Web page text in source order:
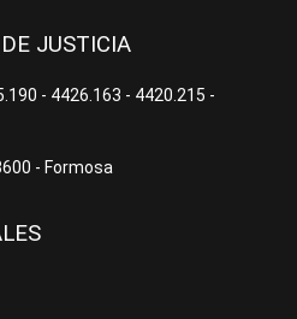
JUSTICIA
- 4426.163 - 4420.215 -
- Formosa